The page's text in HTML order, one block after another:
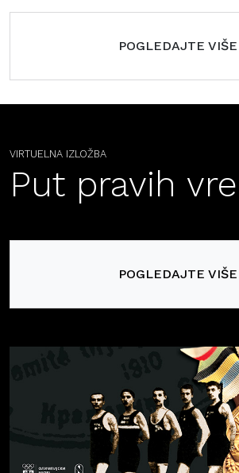
POGLEDAJTE VIŠE
VIRTUELNA IZLOŽBA
Put pravih
POGLEDAJTE VIŠE